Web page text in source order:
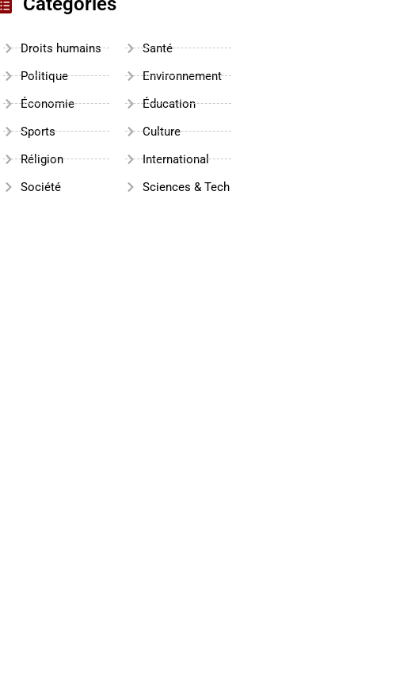
Droits humains
Politique
Économie
Sports
Réligion
Société
Santé
Environnement
Éducation
Culture
International
Sciences & Tech